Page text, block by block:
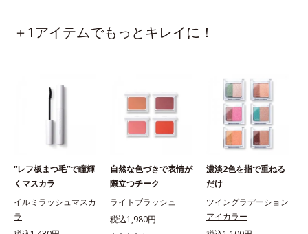
＋1アイテムでもっとキレイに！
“レフ板まつ毛”で瞳輝
くマスカラ
イルミラッシュマスカ
ラ
自然な色づきで表情が
際立つチーク
ライトブラッシュ
税込1,980円
濃淡2色を指で重ねる
だけ
ツイングラデーション
アイカラー